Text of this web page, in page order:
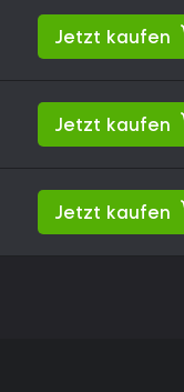
Jetzt kaufen
Jetzt kaufen
Jetzt kaufen